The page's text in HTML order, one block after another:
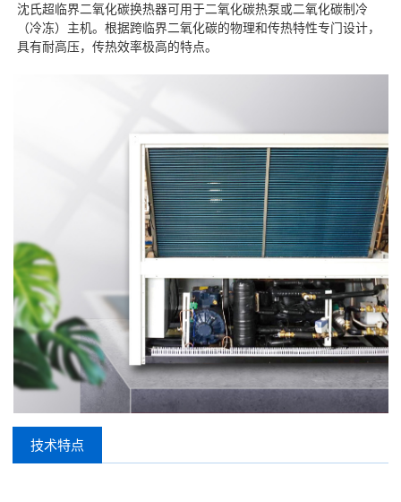
沈氏超临界二氧化碳换热器可用于二氧化碳热泵或二氧化碳制冷
（冷冻）主机。根据跨临界二氧化碳的物理和传热特性专门设计，
具有耐高压，传热效率极高的特点。
技术特点